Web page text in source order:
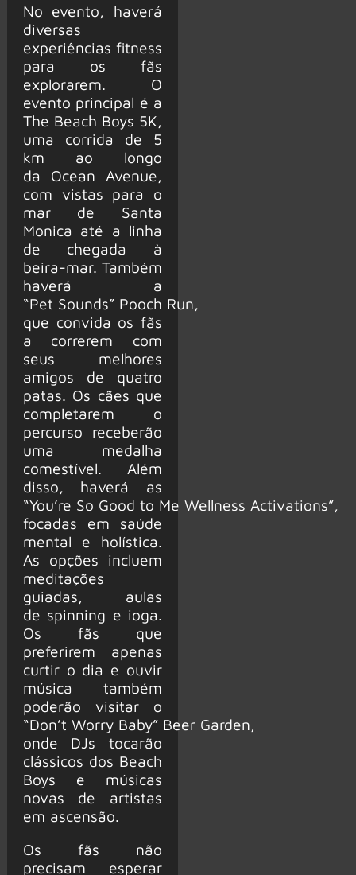
No evento, haverá
diversas
experiências fitness
para os fãs
explorarem. O
evento principal é a
The Beach Boys 5K,
uma corrida de 5
km ao longo
da Ocean Avenue,
com vistas para o
mar de Santa
Monica até a linha
de chegada à
beira-mar. Também
haverá a
“Pet Sounds” Pooch Run,
que convida os fãs
a correrem com
seus melhores
amigos de quatro
patas. Os cães que
completarem o
percurso receberão
uma medalha
comestível. Além
disso, haverá as
“You’re So Good to Me Wellness Activations”,
focadas em saúde
mental e holística.
As opções incluem
meditações
guiadas, aulas
de spinning e ioga.
Os fãs que
preferirem apenas
curtir o dia e ouvir
música também
poderão visitar o
“Don’t Worry Baby” Beer Garden,
onde DJs tocarão
clássicos dos Beach
Boys e músicas
novas de artistas
em ascensão.
Os fãs não
precisam esperar